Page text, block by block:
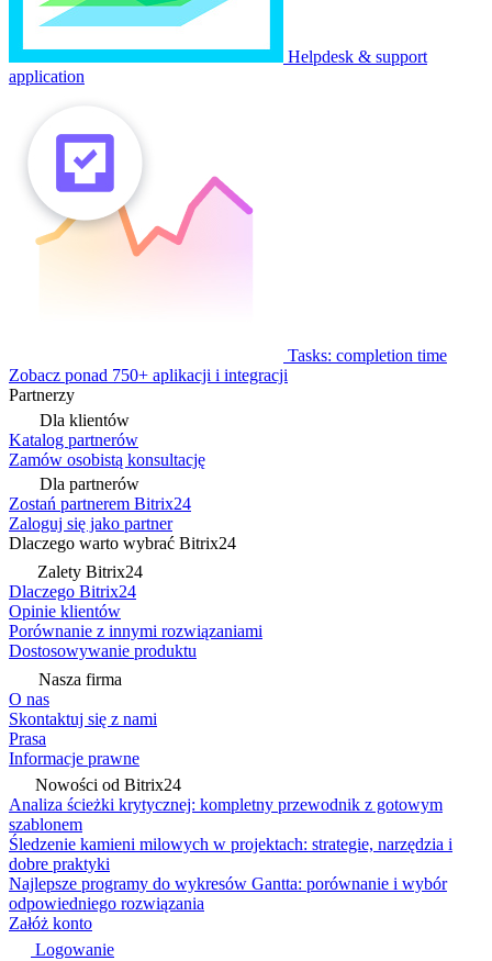
Helpdesk & support
application
Tasks: completion time
Zobacz ponad 750+ aplikacji i integracji
Partnerzy
Dla klientów
Katalog partnerów
Zamów osobistą konsultację
Dla partnerów
Zostań partnerem Bitrix24
Zaloguj się jako partner
Dlaczego warto wybrać Bitrix24
Zalety Bitrix24
Dlaczego Bitrix24
Opinie klientów
Porównanie z innymi rozwiązaniami
Dostosowywanie produktu
Nasza firma
O nas
Skontaktuj się z nami
Prasa
Informacje prawne
Nowości od Bitrix24
Analiza ścieżki krytycznej: kompletny przewodnik z gotowym
szablonem
Śledzenie kamieni milowych w projektach: strategie, narzędzia i
dobre praktyki
Najlepsze programy do wykresów Gantta: porównanie i wybór
odpowiedniego rozwiązania
Załóż konto
Logowanie